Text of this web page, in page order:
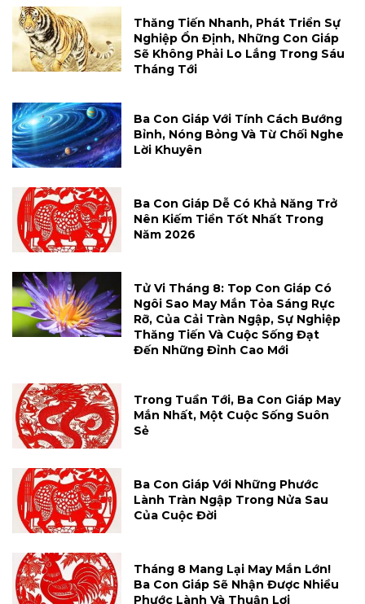
Thăng Tiến Nhanh, Phát Triển Sự
Nghiệp Ổn Định, Những Con Giáp
Sẽ Không Phải Lo Lắng Trong Sáu
Tháng Tới
Ba Con Giáp Với Tính Cách Bướng
Bỉnh, Nóng Bỏng Và Từ Chối Nghe
Lời Khuyên
Ba Con Giáp Dễ Có Khả Năng Trở
Nên Kiếm Tiền Tốt Nhất Trong
Năm 2026
Tử Vi Tháng 8: Top Con Giáp Có
Ngôi Sao May Mắn Tỏa Sáng Rực
Rỡ, Của Cải Tràn Ngập, Sự Nghiệp
Thăng Tiến Và Cuộc Sống Đạt
Đến Những Đỉnh Cao Mới
Trong Tuần Tới, Ba Con Giáp May
Mắn Nhất, Một Cuộc Sống Suôn
Sẻ
Ba Con Giáp Với Những Phước
Lành Tràn Ngập Trong Nửa Sau
Của Cuộc Đời
Tháng 8 Mang Lại May Mắn Lớn!
Ba Con Giáp Sẽ Nhận Được Nhiều
Phước Lành Và Thuận Lợi